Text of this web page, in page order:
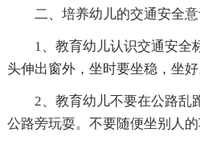
二、培养幼儿的交通安全意
1、教育幼儿认识交通安全
头伸出窗外，坐时要坐稳，坐好
2、教育幼儿不要在公路乱
公路旁玩耍。不要随便坐别人